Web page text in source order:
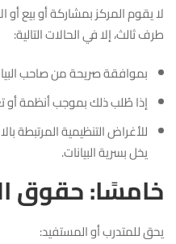
لا يقوم المركز بمشاركة أو بيع
طرف ثالث، إلا في الحالات التالية:
بموافقة صريحة من صاحب
إذا طُلب ذلك بموجب أنظمة
للأغراض التنظيمية المرتبطة
يخل بسرية البيانات.
خامسًا: حقوق
يحق للمتدرب أو المستفيد: